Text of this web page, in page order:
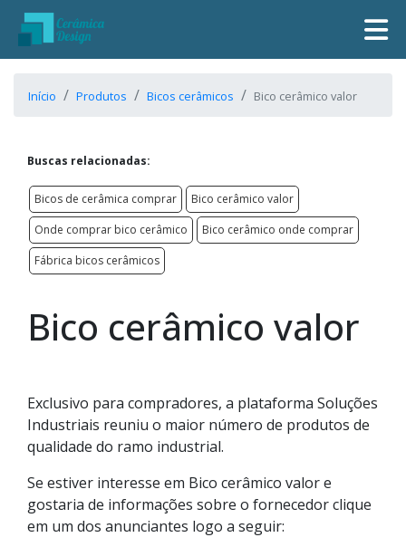
Início Produtos Bicos cerâmicos Bico cerâmico valor
Buscas relacionadas:
Bicos de cerâmica comprar
Bico cerâmico valor
Onde comprar bico cerâmico
Bico cerâmico onde comprar
Fábrica bicos cerâmicos
Bico cerâmico valor
Exclusivo para compradores, a plataforma Soluções
Industriais reuniu o maior número de produtos de
qualidade do ramo industrial.
Se estiver interesse em Bico cerâmico valor e
gostaria de informações sobre o fornecedor clique
em um dos anunciantes logo a seguir: